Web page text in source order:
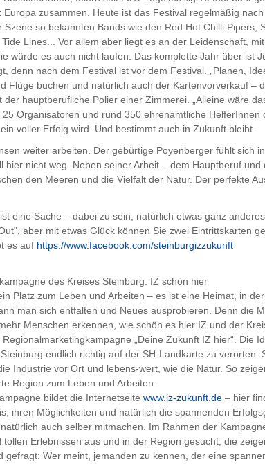
Europa zusammen. Heute ist das Festival regelmäßig
so bekannten Bands wie den Red Hot Chilli Pipers,
Lines... Vor allem aber liegt es an der Leidenschaft,
würde es auch nicht laufen: Das komplette Jahr über ist
denn nach dem Festival ist vor dem Festival. „Planen,
Flüge buchen und natürlich auch der Kartenvorverkauf –
der hauptberufliche Polier einer Zimmerei. „Alleine wäre
Organisatoren und rund 350 ehrenamtliche
voller Erfolg wird. Und bestimmt auch in Zukunft bleibt.
weiter arbeiten. Der gebürtige Poyenberger fühlt sich
hier nicht weg. Neben seiner Arbeit – dem Hauptberuf
den Meeren und die Vielfalt der Natur. Der perfekte
eine Sache – dabei zu sein, natürlich etwas ganz
aber mit etwas Glück können Sie zwei Eintrittskarten
es auf https://www.facebook.com/steinburgizzukunft
des Kreises Steinburg: IZ schön hier
Platz zum Leben und Arbeiten – es ist eine Heimat, in
man sich entfalten und Neues ausprobieren. Denn die
Menschen erkennen, wie schön es hier IZ und der
„Deine Zukunft IZ hier“. Die
endlich richtig auf der SH-Landkarte zu verorten.
Industrie vor Ort und lebens-wert, wie die Natur. So
Region zum Leben und Arbeiten.
bildet die Internetseite www.iz-zukunft.de – hier
ihren Möglichkeiten und natürlich die spannenden
auch selber mitmachen. Im Rahmen der
tollen Erlebnissen aus und in der Region gesucht, die
gefragt: Wer meint, jemanden zu kennen, der eine